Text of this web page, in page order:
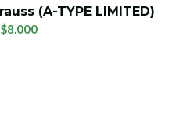
(A-TYPE LIMITED)
$8.000